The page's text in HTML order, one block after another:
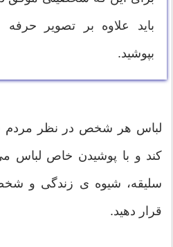
باید علاوه بر تصویر حرفه
بپوشید.
لباس هر شخص در نظر مردم
کند و با پوشیدن خاص لباس می
سلیقه، شیوه ی زندگی و
قرار دهید.